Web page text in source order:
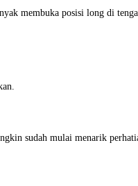
membuka posisi long di
sudah mulai menarik